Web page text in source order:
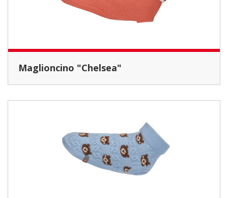
Maglioncino "Chelsea"